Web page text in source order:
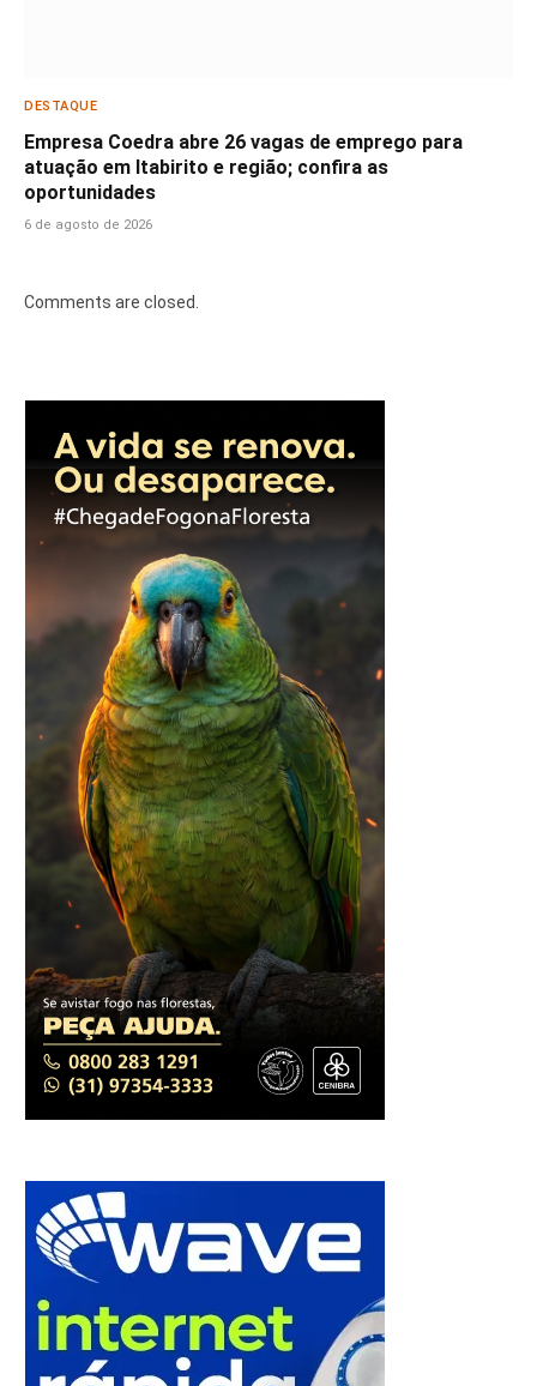
DESTAQUE
Empresa Coedra abre 26 vagas de emprego para
atuação em Itabirito e região; confira as
oportunidades
6 de agosto de 2026
Comments are closed.